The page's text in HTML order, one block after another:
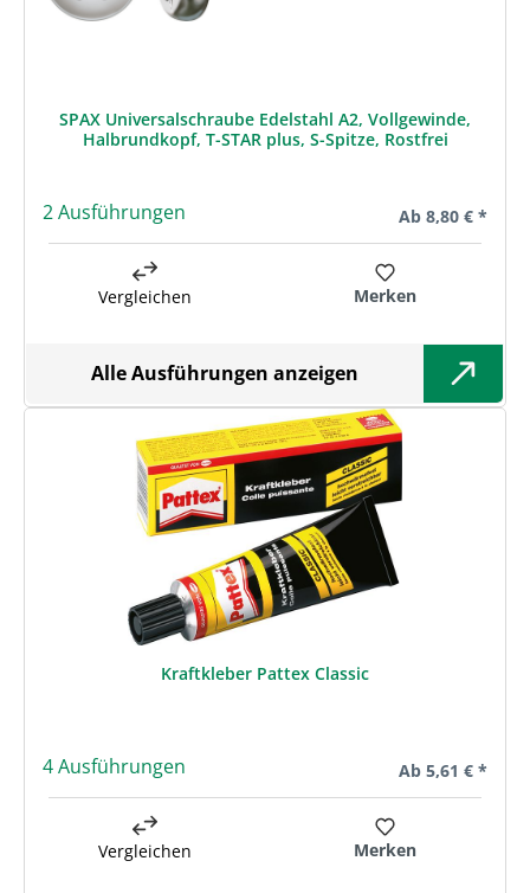
SPAX Universalschraube Edelstahl A2, Vollgewinde,
Halbrundkopf, T-STAR plus, S-Spitze, Rostfrei
2 Ausführungen Regulärer Preis:
Ab 8,80 € *
Vergleichen Merken
Alle Ausführungen anzeigen
Kraftkleber Pattex Classic
4 Ausführungen Regulärer Preis:
Ab 5,61 € *
Vergleichen Merken